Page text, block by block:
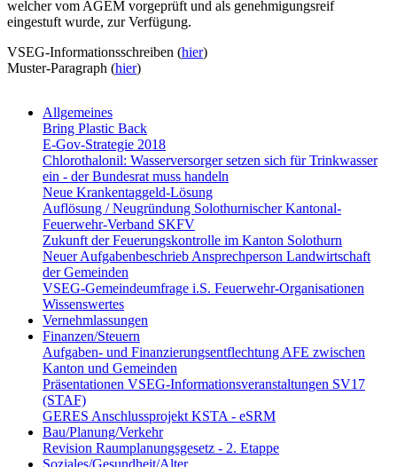
welcher vom AGEM vorgeprüft und als genehmigungsreif
eingestuft wurde, zur Verfügung.
VSEG-Informationsschreiben (hier)
Muster-Paragraph (hier)
Allgemeines
Bring Plastic Back
E-Gov-Strategie 2018
Chlorothalonil: Wasserversorger setzen sich für Trinkwasser
ein - der Bundesrat muss handeln
Neue Krankentaggeld-Lösung
Auflösung / Neugründung Solothurnischer Kantonal-
Feuerwehr-Verband SKFV
Zukunft der Feuerungskontrolle im Kanton Solothurn
Neuer Aufgabenbeschrieb Ansprechperson Landwirtschaft
der Gemeinden
VSEG-Gemeindeumfrage i.S. Feuerwehr-Organisationen
Wissenswertes
Vernehmlassungen
Finanzen/Steuern
Aufgaben- und Finanzierungsentflechtung AFE zwischen
Kanton und Gemeinden
Präsentationen VSEG-Informationsveranstaltungen SV17
(STAF)
GERES Anschlussprojekt KSTA - eSRM
Bau/Planung/Verkehr
Revision Raumplanungsgesetz - 2. Etappe